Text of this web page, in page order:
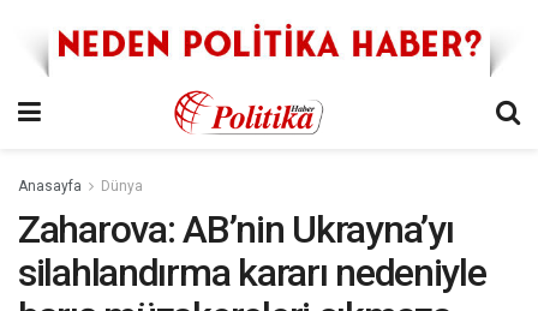
Anasayfa Dünya
Zaharova: AB’nin Ukrayna’yı
silahlandırma kararı nedeniyle